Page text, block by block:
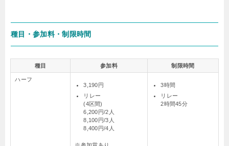
種目・参加料・制限時間
種目 参加料 制限時間
ハーフ
3,190円
リレー
(4区間)
6,200円/2人
8,100円/3人
8,400円/4人
3時間
リレー
2時間45分